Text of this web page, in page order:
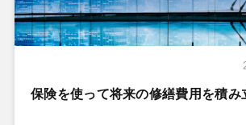
保険を使って将来の修繕費用を積み